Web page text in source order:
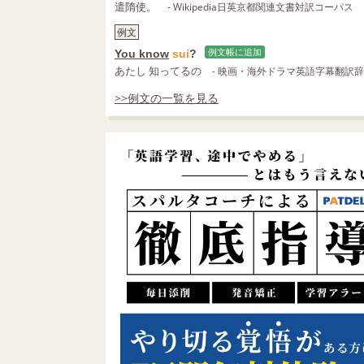
遣隋使。
- Wikipedia日英京都関連文書対訳コーパス
例文
You know sui? 例文帳に追加
あたし 知ってるの - 映画・海外ドラマ英語字幕翻訳
>>例文の一覧を見る